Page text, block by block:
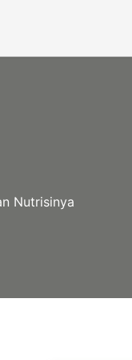
Nutrisinya